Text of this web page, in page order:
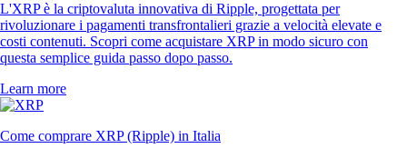
L'XRP è la criptovaluta innovativa di Ripple, progettata per
rivoluzionare i pagamenti transfrontalieri grazie a velocità elevate e
costi contenuti. Scopri come acquistare XRP in modo sicuro con
questa semplice guida passo dopo passo.
Learn more
Come comprare XRP (Ripple) in Italia